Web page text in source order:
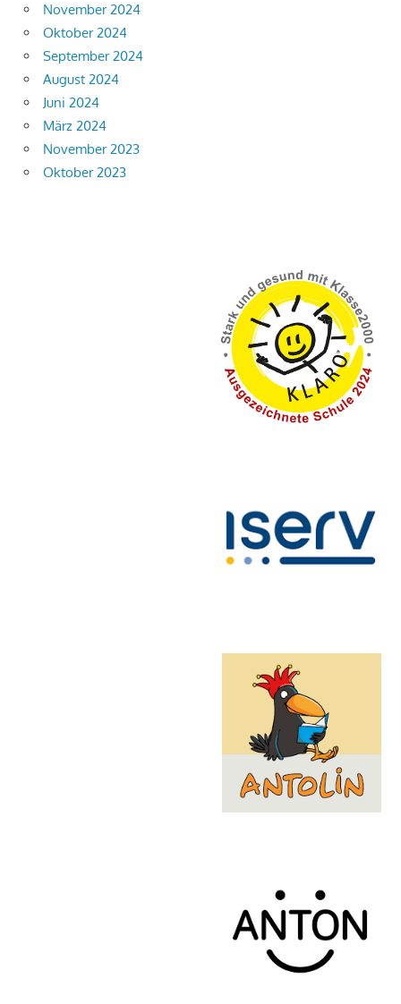
November 2024
Oktober 2024
September 2024
August 2024
Juni 2024
März 2024
November 2023
Oktober 2023